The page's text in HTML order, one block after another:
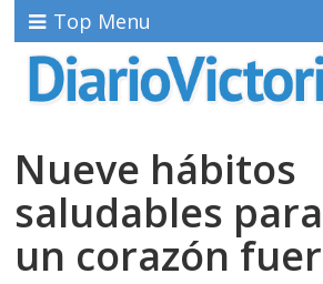
Top Menu
Nueve hábitos
saludables
un corazón